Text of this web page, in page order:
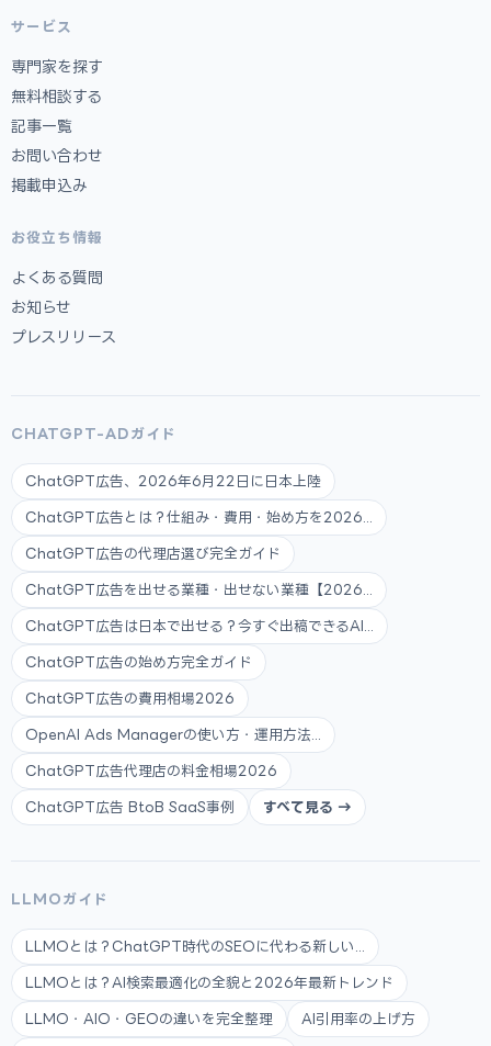
サービス
専門家を探す
無料相談する
記事一覧
お問い合わせ
掲載申込み
お役立ち情報
よくある質問
お知らせ
プレスリリース
CHATGPT-ADガイド
ChatGPT広告、2026年6月22日に日本上陸
ChatGPT広告とは？仕組み・費用・始め方を2026...
ChatGPT広告の代理店選び完全ガイド
ChatGPT広告を出せる業種・出せない業種【2026...
ChatGPT広告は日本で出せる？今すぐ出稿できるAI...
ChatGPT広告の始め方完全ガイド
ChatGPT広告の費用相場2026
OpenAI Ads Managerの使い方・運用方法...
ChatGPT広告代理店の料金相場2026
ChatGPT広告 BtoB SaaS事例 すべて見る →
LLMOガイド
LLMOとは？ChatGPT時代のSEOに代わる新しい...
LLMOとは？AI検索最適化の全貌と2026年最新トレンド
LLMO・AIO・GEOの違いを完全整理 AI引用率の上げ方